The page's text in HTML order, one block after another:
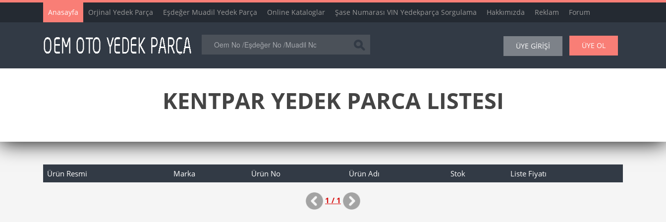
Anasayfa Orjinal Yedek Parça Eşdeğer Muadil Yedek Parça Online Kataloglar Şase Numarası VIN Yedekparça Sorgulama Hakkımızda Reklam Forum
ÜYE GİRİŞİ ÜYE OL
KENTPAR YEDEK PARCA LISTESI
Ürün Resmi Marka Ürün No Ürün Adı Stok Liste Fiyatı
1 / 1